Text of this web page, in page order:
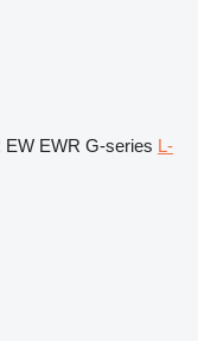
EW EWR G-series L-